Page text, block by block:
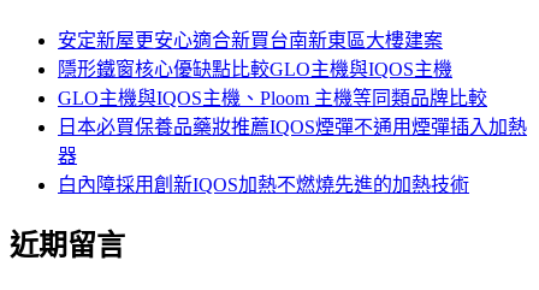
安定新屋更安心適合新買台南新東區大樓建案
隱形鐵窗核心優缺點比較GLO主機與IQOS主機
GLO主機與IQOS主機、Ploom 主機等同類品牌比較
日本必買保養品藥妝推薦IQOS煙彈不通用煙彈插入加熱
器
白內障採用創新IQOS加熱不燃燒先進的加熱技術
近期留言